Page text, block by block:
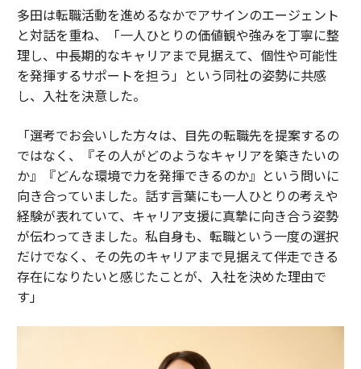
多田は転職活動を進めるなかでアサインのエージェント
と対話を重ね、「一人ひとりの価値観や強みを丁寧に整
理し、中長期的なキャリアまで見据えて、個性や可能性
を発揮するサポートを担う」という同社の姿勢に共感
し、入社を決意した。
「選考でお会いした方々は、目先の転職先を提案するの
ではなく、『その人がどのようなキャリアを築きたいの
か』『どんな環境で力を発揮できるのか』という問いに
向き合っていました。話す言葉にも一人ひとりの考えや
経験が表れていて、キャリア支援に真摯に向き合う姿勢
が伝わってきました。私自身も、転職という一度の選択
だけでなく、その先のキャリアまで見据えて伴走できる
存在になりたいと感じたことが、入社を決めた理由で
す」